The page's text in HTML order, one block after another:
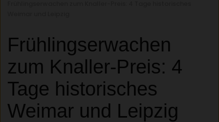
Frühlingserwachen
zum Knaller-Preis: 4
Tage historisches
Weimar und Leipzig